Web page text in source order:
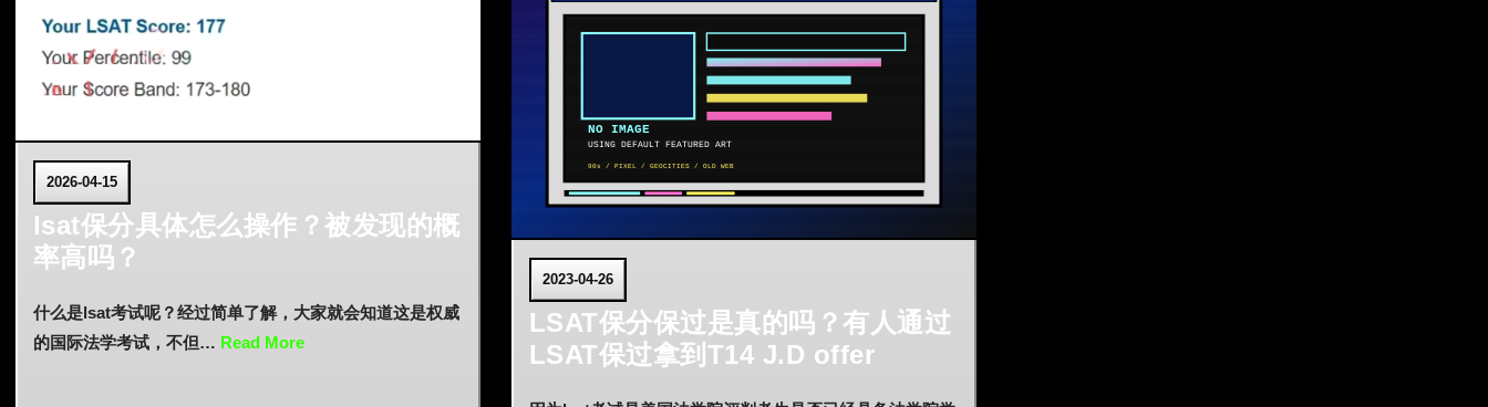
2026-04-15
lsat保分具体怎么操作？被发现的概
率高吗？
什么是lsat考试呢？经过简单了解，大家就会知道这是权威
的国际法学考试，不但… Read More
2023-04-26
LSAT保分保过是真的吗？有人通过
LSAT保过拿到T14 J.D offer